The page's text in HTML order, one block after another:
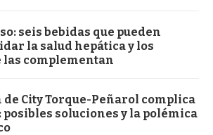
seis bebidas que pueden
la salud hepática y los
las complementan
de City Torque-Peñarol complica
posibles soluciones y la polémica